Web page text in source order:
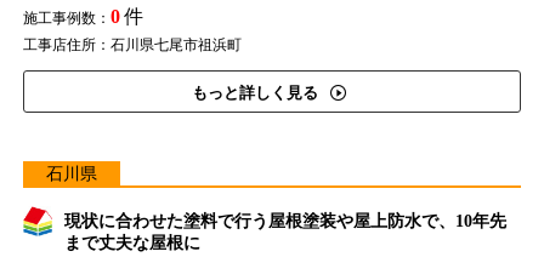
施工事例数： 0件
工事店住所：石川県七尾市祖浜町
もっと詳しく見る
石川県
現状に合わせた塗料で行う屋根塗装や屋上防水で、10年先
まで丈夫な屋根に